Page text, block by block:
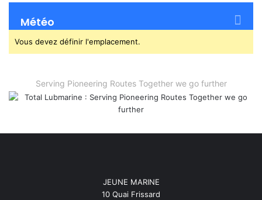
Météo
Vous devez définir l'emplacement.
Serving Pioneering Routes Together we go further
JEUNE MARINE
10 Quai Frissard